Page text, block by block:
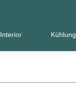
Interior Kühlung